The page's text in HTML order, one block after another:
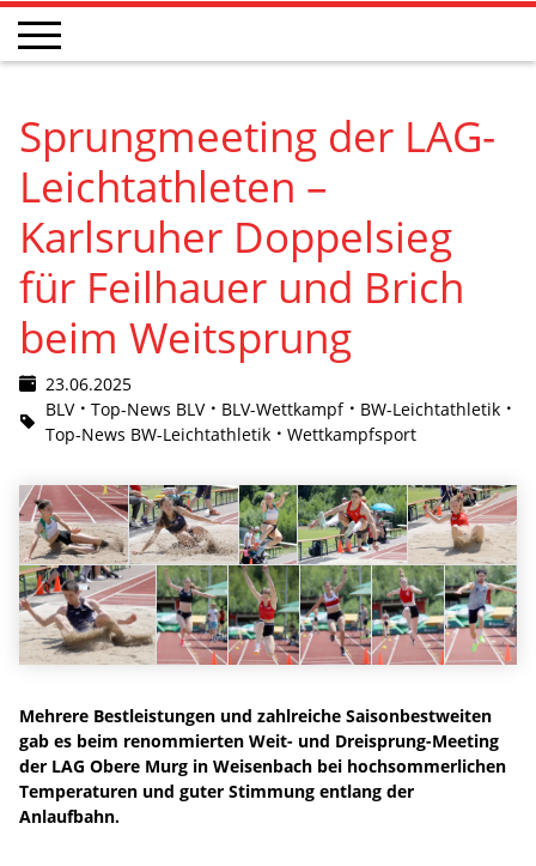
Sprungmeeting der LAG-
Leichtathleten –
Karlsruher Doppelsieg
für Feilhauer und Brich
beim Weitsprung
23.06.2025
BLV
Top-News BLV BLV-Wettkampf
BW-Leichtathletik
Top-News BW-Leichtathletik
Wettkampfsport
Mehrere Bestleistungen und zahlreiche Saisonbestweiten
gab es beim renommierten Weit- und Dreisprung-Meeting
der LAG Obere Murg in Weisenbach bei hochsommerlichen
Temperaturen und guter Stimmung entlang der
Anlaufbahn.